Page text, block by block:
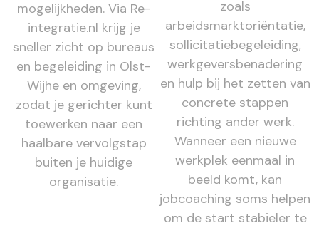
mogelijkheden. Via Re-
integratie.nl krijg je
sneller zicht op bureaus
en begeleiding in Olst-
Wijhe en omgeving,
zodat je gerichter kunt
toewerken naar een
haalbare vervolgstap
buiten je huidige
organisatie.
zoals
arbeidsmarktoriëntatie,
sollicitatiebegeleiding,
werkgeversbenadering
en hulp bij het zetten van
concrete stappen
richting ander werk.
Wanneer een nieuwe
werkplek eenmaal in
beeld komt, kan
jobcoaching soms helpen
om de start stabieler te